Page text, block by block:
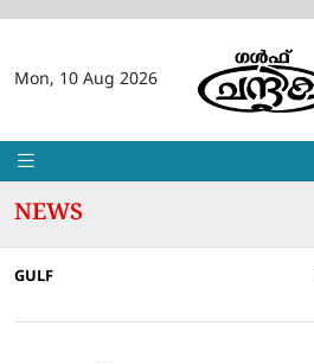
Mon, 10 Aug 2026
NEWS
GULF